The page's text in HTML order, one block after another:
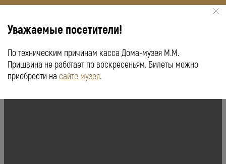
КУПИТЬ БИЛЕТ ПУШКИНСКАЯ КАРТА
Уважаемые посетители!
По техническим причинам касса Дома-музея М.М.
Пришвина не работает по воскресеньям. Билеты можно
приобрести на сайте музея.